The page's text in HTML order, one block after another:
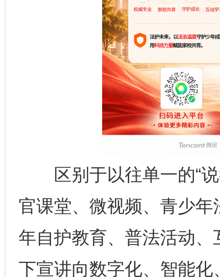
区别于以往单一的“说
官课堂、微视频、青少
年自护教育、普法活动
下宣讲向数字化、智能化